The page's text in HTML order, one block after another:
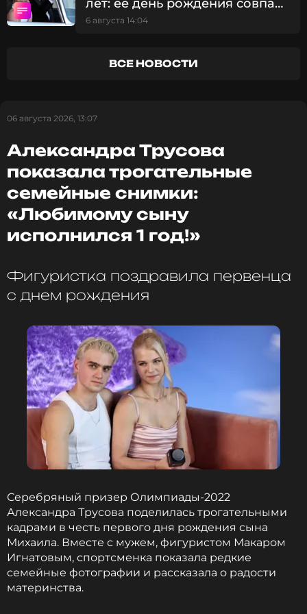
Фото: Евгений Стукалин/ТАСС
ССЫЛКА
лет: ее день рождения совпал
с двумя важными датами
6 августа 14:04
ВСЕ НОВОСТИ
06 августа 2026, 13:07
Александра Трусова
показала трогательные
семейные снимки:
«Любимому сыну
исполнился 1 год!»
Фигуристка поздравила первенца
с днем рождения
Серебряный призер Олимпиады-2022
Александра Трусова поделилась трогательными
кадрами в честь первого дня рождения сына
Михаила. Вместе с мужем, фигуристом Макаром
Игнатовым, спортсменка показала редкие
семейные фотографии и рассказала о радости
материнства.